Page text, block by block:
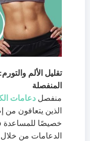
تقليل الألم
المنفصلة
منفصل دعامات
الذين يتعافون
خصيصًا للمساعدة
الدعامات من